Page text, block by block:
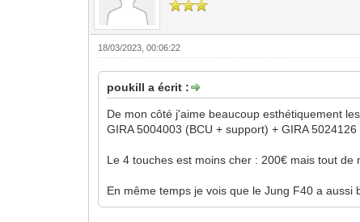
18/03/2023, 00:06:22
poukill a écrit :
De mon côté j'aime beaucoup esthétiquement
GIRA 5004003 (BCU + support) + GIRA
Le 4 touches est moins cher : 200€ mais tout de
En même temps je vois que le Jung F40 a